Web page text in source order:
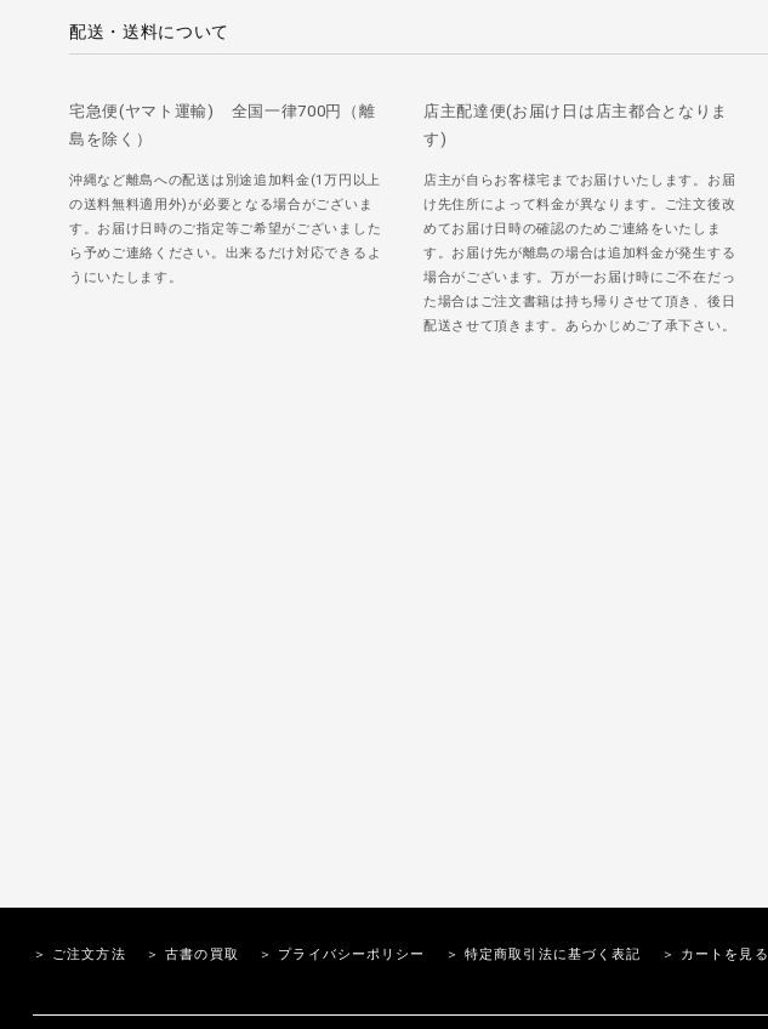
配送・送料について
宅急便(ヤマト運輸) 全国一律700円（離
島を除く）
沖縄など離島への配送は別途追加料金(1万円以上
の送料無料適用外)が必要となる場合がございま
す。お届け日時のご指定等ご希望がございました
ら予めご連絡ください。出来るだけ対応できるよ
うにいたします。
店主配達便(お届け日は店主都合となりま
す)
店主が自らお客様宅までお届けいたします。お届
け先住所によって料金が異なります。ご注文後改
めてお届け日時の確認のためご連絡をいたしま
す。お届け先が離島の場合は追加料金が発生する
場合がございます。万が一お届け時にご不在だっ
た場合はご注文書籍は持ち帰りさせて頂き、後日
配送させて頂きます。あらかじめご了承下さい。
＞ ご注文方法 ＞ 古書の買取 ＞ プライバシーポリシー ＞ 特定商取引法に基づく表記 ＞ カートを見る